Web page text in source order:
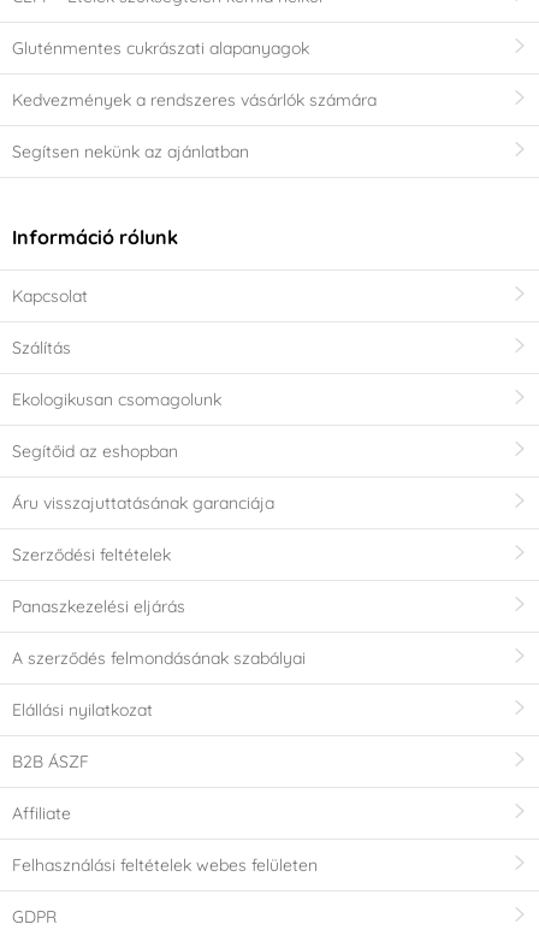
Gluténmentes cukrászati alapanyagok
Kedvezmények a rendszeres vásárlók számára
Segítsen nekünk az ajánlatban
Információ rólunk
Kapcsolat
Szálítás
Ekologikusan csomagolunk
Segítőid az eshopban
Áru visszajuttatásának garanciája
Szerződési feltételek
Panaszkezelési eljárás
A szerződés felmondásának szabályai
Elállási nyilatkozat
B2B ÁSZF
Affiliate
Felhasználási feltételek webes felületen
GDPR